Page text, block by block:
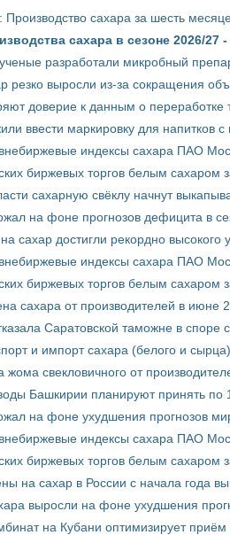
сахара за шесть
сахара в сезоне 2026/
разработали микробный
резко выросли из-за сокращения
доверие к данным о переработке
ввести маркировку для напитков
индексы сахара ПАО
биржевых торгов белым сахаром
сахарную свёклу начнут
на фоне прогнозов дефицита в
сахар достигли рекордно высокого
индексы сахара ПАО
биржевых торгов белым сахаром
сахара от производителей в июне
Саратовской таможне в
и импорт сахара (белого и
жома свекловичного от
Башкирии планируют принять по
на фоне ухудшения прогнозов
индексы сахара ПАО
биржевых торгов белым сахаром
на сахар в России с начала года
выросли на фоне ухудшения
на Кубани оптимизирует приём